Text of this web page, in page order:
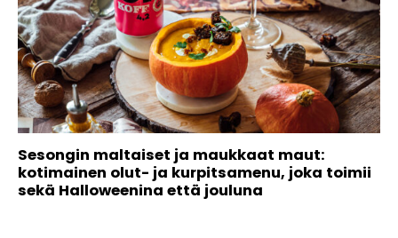
Sesongin maltaiset ja maukkaat maut:
kotimainen olut- ja kurpitsamenu, joka toimii
sekä Halloweenina että jouluna